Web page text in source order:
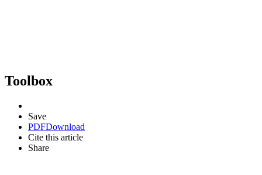
Toolbox
Save
PDFDownload
Cite this article
Share